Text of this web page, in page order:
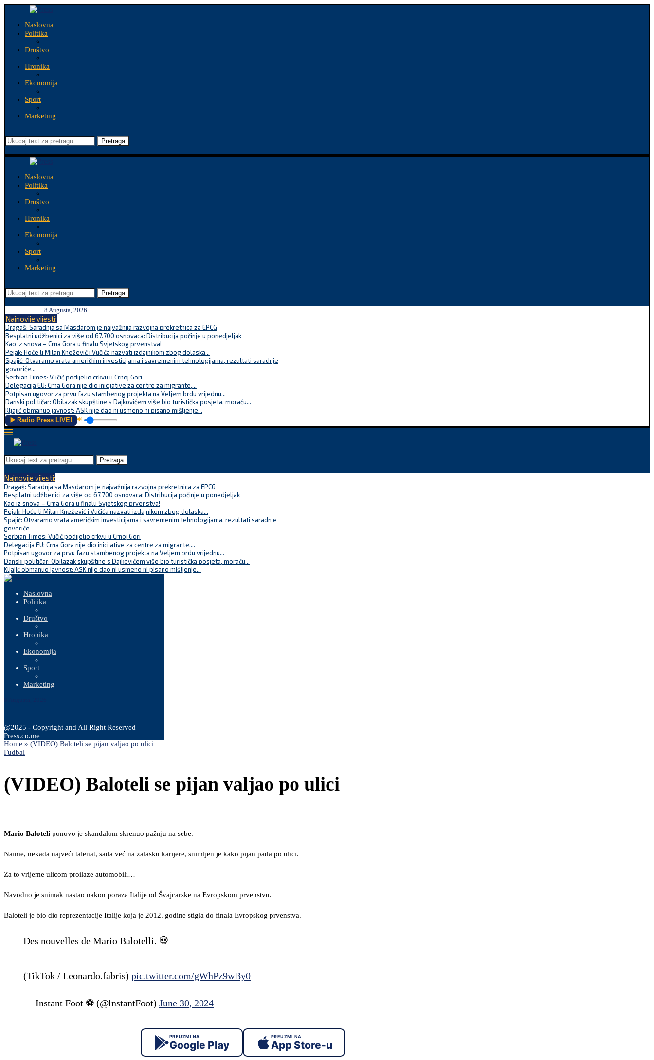
Naslovna
Politika
Društvo
Hronika
Ekonomija
Sport
Marketing
Pretraga
Naslovna
Politika
Društvo
Hronika
Ekonomija
Sport
Marketing
Pretraga
8 Augusta, 2026
Najnovije vijesti:
Dragaš: Saradnja sa Masdarom je najvažnija razvojna prekretnica za EPCG
Besplatni udžbenici za više od 67.700 osnovaca: Distribucija počinje u ponedjeljak
Kao iz snova – Crna Gora u finalu Svjetskog prvenstva!
Pejak: Hoće li Milan Knežević i Vučića nazvati izdajnikom zbog dolaska...
Spajić: Otvaramo vrata američkim investicijama i savremenim tehnologijama, rezultati saradnje
govoriće...
Serbian Times: Vučić podijelio crkvu u Crnoj Gori
Delegacija EU: Crna Gora nije dio inicijative za centre za migrante,...
Potpisan ugovor za prvu fazu stambenog projekta na Veljem brdu vrijednu...
Danski političar: Obilazak skupštine s Dajkovićem više bio turistička posjeta, moraću...
Kljajić obmanuo javnost: ASK nije dao ni usmeno ni pisano mišljenje...
▶️ Radio Press LIVE! 🔊
Pretraga
Najnovije vijesti:
Dragaš: Saradnja sa Masdarom je najvažnija razvojna prekretnica za EPCG
Besplatni udžbenici za više od 67.700 osnovaca: Distribucija počinje u ponedjeljak
Kao iz snova – Crna Gora u finalu Svjetskog prvenstva!
Pejak: Hoće li Milan Knežević i Vučića nazvati izdajnikom zbog dolaska...
Spajić: Otvaramo vrata američkim investicijama i savremenim tehnologijama, rezultati saradnje
govoriće...
Serbian Times: Vučić podijelio crkvu u Crnoj Gori
Delegacija EU: Crna Gora nije dio inicijative za centre za migrante,...
Potpisan ugovor za prvu fazu stambenog projekta na Veljem brdu vrijednu...
Danski političar: Obilazak skupštine s Dajkovićem više bio turistička posjeta, moraću...
Kljajić obmanuo javnost: ASK nije dao ni usmeno ni pisano mišljenje...
Naslovna
Politika
Društvo
Hronika
Ekonomija
Sport
Marketing
@2025 - Copyright and All Right Reserved
Press.co.me
Home » (VIDEO) Baloteli se pijan valjao po ulici
Fudbal
(VIDEO) Baloteli se pijan valjao po ulici
Mario Baloteli ponovo je skandalom skrenuo pažnju na sebe.
Naime, nekada najveći talenat, sada već na zalasku karijere, snimljen je kako pijan pada po ulici.
Za to vrijeme ulicom proilaze automobili…
Navodno je snimak nastao nakon poraza Italije od Švajcarske na Evropskom prvenstvu.
Baloteli je bio dio reprezentacije Italije koja je 2012. godine stigla do finala Evropskog prvenstva.
Des nouvelles de Mario Balotelli. 💀
(TikTok / Leonardo.fabris) pic.twitter.com/gWhPz9wBy0
— Instant Foot ⚽️ (@lnstantFoot) June 30, 2024
PREUZMI NA
Google Play
PREUZMI NA
App Store-u